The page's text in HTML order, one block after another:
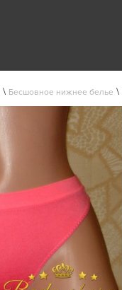
\ Бесшовное нижнее белье \